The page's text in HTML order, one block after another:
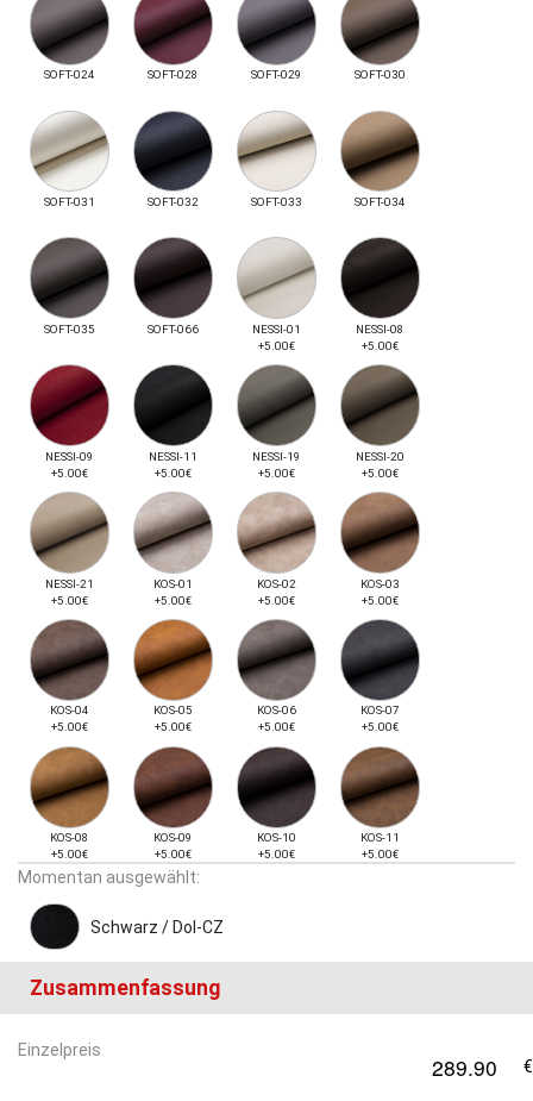
SOFT-024 SOFT-028 SOFT-029 SOFT-030
SOFT-031 SOFT-032 SOFT-033 SOFT-034
SOFT-035 SOFT-066
NESSI-01
+5.00€
NESSI-08
+5.00€
NESSI-09
+5.00€
NESSI-11
+5.00€
NESSI-19
+5.00€
NESSI-20
+5.00€
NESSI-21
+5.00€
KOS-01
+5.00€
KOS-02
+5.00€
KOS-03
+5.00€
KOS-04
+5.00€
KOS-05
+5.00€
KOS-06
+5.00€
KOS-07
+5.00€
KOS-08
+5.00€
KOS-09
+5.00€
KOS-10
+5.00€
KOS-11
+5.00€
Momentan ausgewählt:
Schwarz / Dol-CZ
Zusammenfassung
Einzelpreis